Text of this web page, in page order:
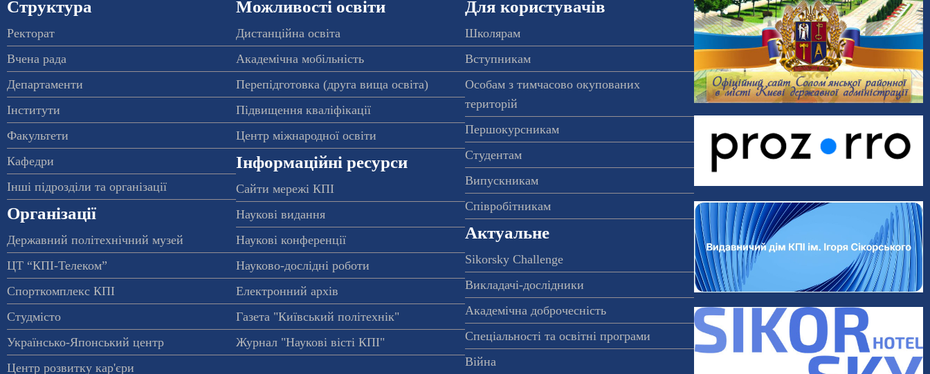
Структура
Ректорат
Вчена рада
Департаменти
Інститути
Факультети
Кафедри
Інші підрозділи та організації
Організації
Державний політехнічний музей
ЦТ “КПІ-Телеком”
Спорткомплекс КПІ
Студмісто
Українсько-Японський центр
Центр розвитку кар'єри
Можливості освіти
Дистанційна освіта
Академічна мобільність
Перепідготовка (друга вища освіта)
Підвищення кваліфікації
Центр міжнародної освіти
Інформаційні ресурси
Сайти мережі КПІ
Наукові видання
Наукові конференції
Науково-дослідні роботи
Електронний архів
Газета "Київський політехнік"
Журнал "Наукові вісті КПІ"
Для користувачів
Школярам
Вступникам
Особам з тимчасово окупованих
територій
Першокурсникам
Студентам
Випускникам
Співробітникам
Актуальне
Sikorsky Challenge
Викладачі-дослідники
Академічна доброчесність
Спеціальності та освітні програми
Війна